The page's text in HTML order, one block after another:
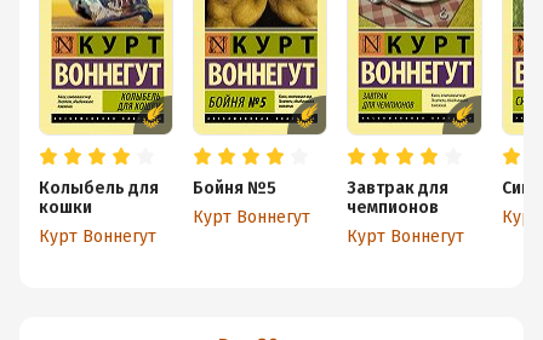
Колыбель для
кошки
Курт Воннегут
Бойня №5
Курт Воннегут
Завтрак для
чемпионов
Курт Воннегут